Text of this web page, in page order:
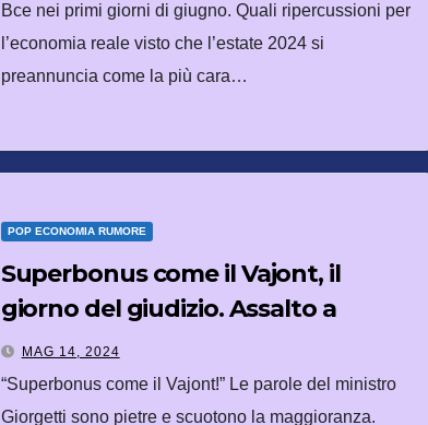
Bce nei primi giorni di giugno. Quali ripercussioni per
l’economia reale visto che l’estate 2024 si
preannuncia come la più cara…
POP ECONOMIA RUMORE
Superbonus come il Vajont, il
giorno del giudizio. Assalto a
Kharviz: la mossa di Putin
MAG 14, 2024
“Superbonus come il Vajont!” Le parole del ministro
Giorgetti sono pietre e scuotono la maggioranza.